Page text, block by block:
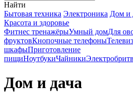
Найти
Бытовая техника Электроника Дом и
Красота и здоровье
Фитнес тренажёрыУмный домДля
фруктовКнопочные телефоны
шкафыПриготовление
пищиНоутбукиЧайники
Дом и дача